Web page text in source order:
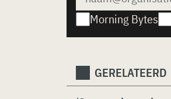
Morning Bytes
GERELATEERD